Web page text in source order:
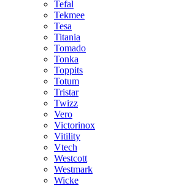
Tefal
Tekmee
Tesa
Titania
Tomado
Tonka
Toppits
Totum
Tristar
Twizz
Vero
Victorinox
Vitility
Vtech
Westcott
Westmark
Wicke